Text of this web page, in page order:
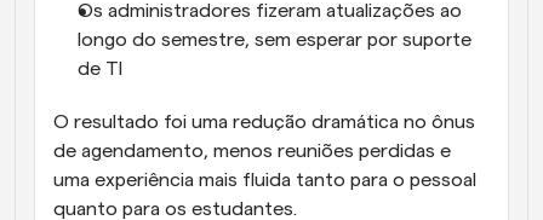
Os administradores fizeram atualizações ao
longo do semestre, sem esperar por suporte
de TI
O resultado foi uma redução dramática no ônus
de agendamento, menos reuniões perdidas e
uma experiência mais fluida tanto para o pessoal
quanto para os estudantes.